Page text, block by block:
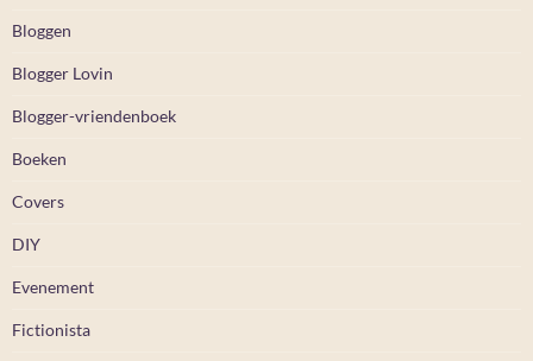
Bloggen
Blogger Lovin
Blogger-vriendenboek
Boeken
Covers
DIY
Evenement
Fictionista